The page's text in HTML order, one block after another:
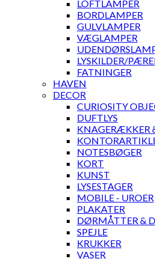
LOFTLAMPER
BORDLAMPER
GULVLAMPER
VÆGLAMPER
LYSKILDER/
FATNINGER
HAVEN
DECOR
CURIOSITY
DUFTLYS
KNAGERÆKKER
NOTESBØGER
KORT
KUNST
LYSESTAGER
MOBILE - UROER
PLAKATER
DØRMÅTTER &
SPEJLE
KRUKKER
VASER